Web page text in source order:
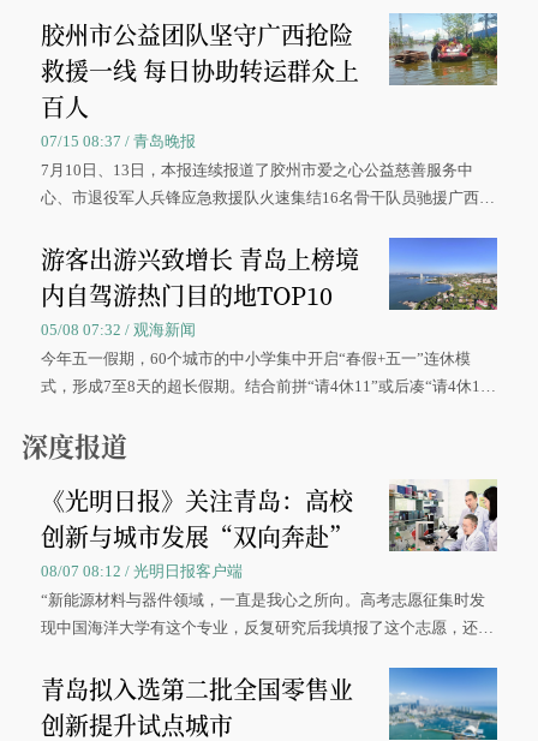
胶州市公益团队坚守广西抢险
救援一线 每日协助转运群众上
百人
07/15 08:37 / 青岛晚报
7月10日、13日，本报连续报道了胶州市爱之心公益慈善服务中
心、市退役军人兵锋应急救援队火速集结16名骨干队员驰援广西灾
游客出游兴致增长 青岛上榜境
内自驾游热门目的地TOP10
05/08 07:32 / 观海新闻
今年五一假期，60个城市的中小学集中开启“春假+五一”连休模
式，形成7至8天的超长假期。结合前拼“请4休11”或后凑“请4休1
深度报道
《光明日报》关注青岛：高校
创新与城市发展“双向奔赴”
08/07 08:12 / 光明日报客户端
“新能源材料与器件领域，一直是我心之所向。高考志愿征集时发
现中国海洋大学有这个专业，反复研究后我填报了这个志愿，还真
大学材料科学与工程学院材料类专业的录取通知书。
青岛拟入选第二批全国零售业
创新提升试点城市